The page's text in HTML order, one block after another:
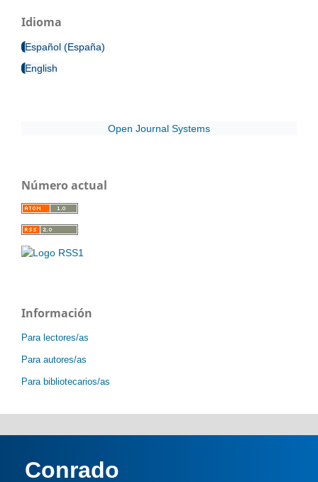
Idioma
Español (España)
English
Open Journal Systems
Número actual
Información
Para lectores/as
Para autores/as
Para bibliotecarios/as
Conrado